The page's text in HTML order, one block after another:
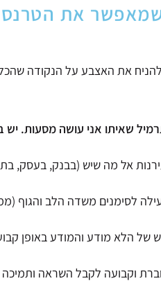
את
להניח את האצבע על הנקודה
שאיתו אני עושה מסעות.
אל מה שיש (בבנק, בעסק,
לסימנים משדה הלב והגוף
של הלא מודע והמודע באופן
וקבועה לקבל השראה ותמיכה